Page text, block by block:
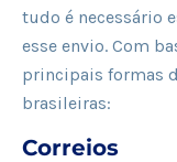
tudo é necessário
esse envio. Com
principais formas
brasileiras:
Correios